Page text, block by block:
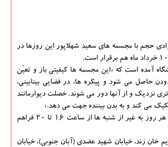
حجم با مجسمه های سعید شهلاپور این روزها در
آمده است که «این مجسمه ها کیفیتی باز و تعیّن
حاصل می شود و پیکره ها، در فضایی بینابینی،
نزدیک و از آنها دور می شوند. خصلت دیوارمانند
می کند و به بدن بیننده جهت می دهد.»
امکان بازدید از این نمایشگاه هر روز به غیر از شنبه ها از ساعت ۱۶ تا ۲۰ فراهم
خان زند، خیابان شهید عضدی (آبان جنوبی)، خیابان